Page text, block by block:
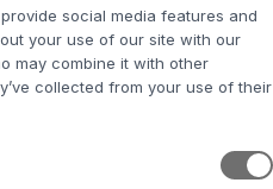
Mini LED
ORDINATA CIRCA 9-21 GIORNI DI
social media features and
your use of our site with our
may combine it with other
collected from your use of their